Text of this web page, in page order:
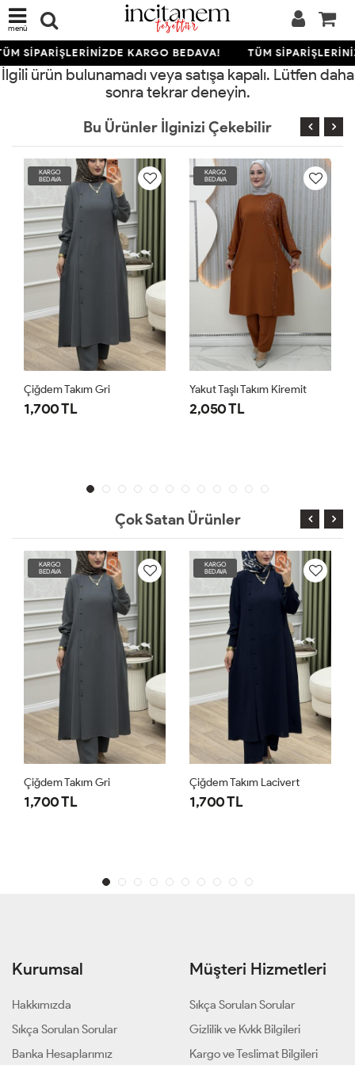
menü
SİPARİŞLERİNİZDE KARGO BEDAVA! TÜM
İlgili ürün bulunamadı veya satışa kapalı. Lütfen daha
sonra tekrar deneyin.
Bu Ürünler İlginizi Çekebilir
KARGO
BEDAVA
Çiğdem Takım Gri
1,700 TL
KARGO
BEDAVA
Yakut Taşlı Takım Kiremit
2,050 TL
Çok Satan Ürünler
KARGO
BEDAVA
Çiğdem Takım Gri
1,700 TL
KARGO
BEDAVA
Çiğdem Takım Lacivert
1,700 TL
Kurumsal
Hakkımızda
Sıkça Sorulan Sorular
Banka Hesaplarımız
Müşteri Hizmetleri
Sıkça Sorulan Sorular
Gizlilik ve Kvkk Bilgileri
Kargo ve Teslimat Bilgileri